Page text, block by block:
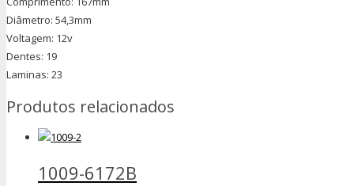
Diâmetro: 54,3mm
Voltagem: 12v
Dentes: 19
Laminas: 23
Produtos relacionados
1009-6172B